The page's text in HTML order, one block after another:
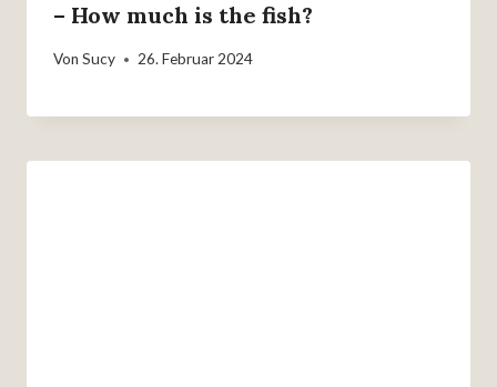
– How much is the fish?
Von Sucy 26. Februar 2024